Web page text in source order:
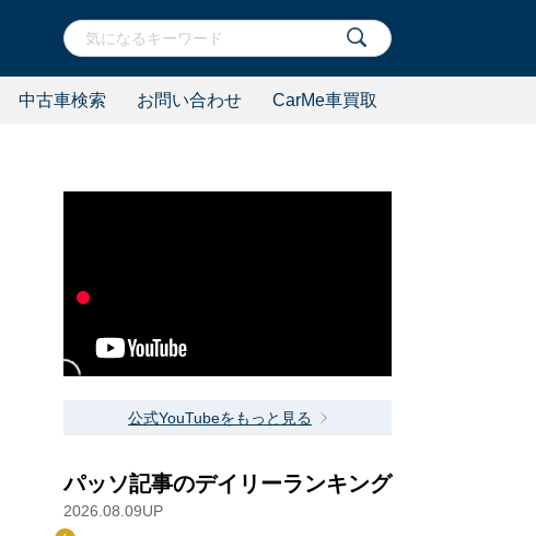
中古車検索 お問い合わせ CarMe車買取
公式YouTubeをもっと見る
パッソ記事のデイリーランキング
2026.08.09UP